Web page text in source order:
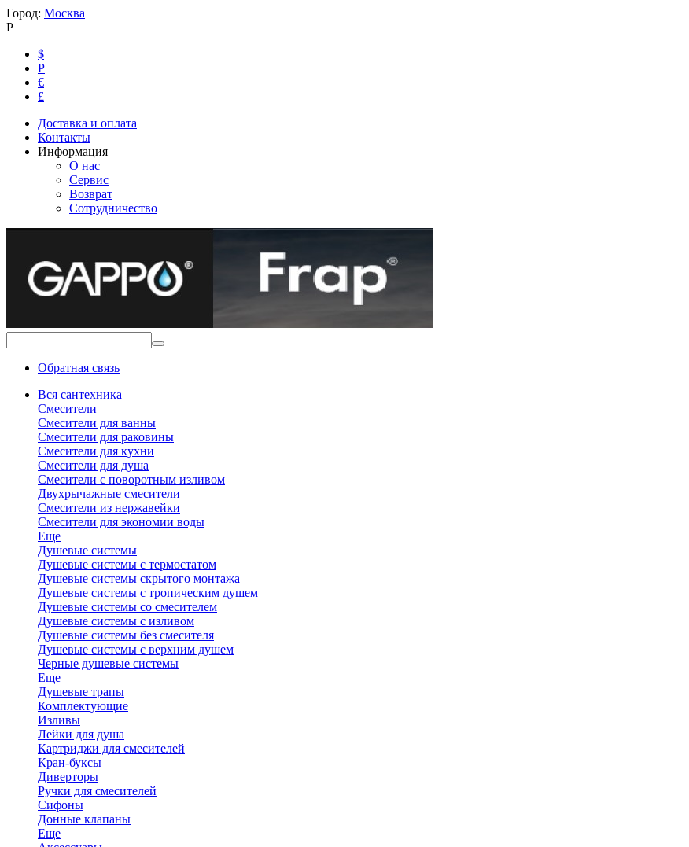
Город: Москва
Р
$
Р
€
£
Доставка и оплата
Контакты
Информация
О нас
Сервис
Возврат
Сотрудничество
Обратная связь
Вся сантехника
Смесители
Смесители для ванны
Смесители для раковины
Смесители для кухни
Смесители для душа
Смесители с поворотным изливом
Двухрычажные смесители
Смесители из нержавейки
Смесители для экономии воды
Еще
Душевые системы
Душевые системы с термостатом
Душевые системы скрытого монтажа
Душевые системы с тропическим душем
Душевые системы со смесителем
Душевые системы с изливом
Душевые системы без смесителя
Душевые системы с верхним душем
Черные душевые системы
Еще
Душевые трапы
Комплектующие
Изливы
Лейки для душа
Картриджи для смесителей
Кран-буксы
Диверторы
Ручки для смесителей
Сифоны
Донные клапаны
Еще